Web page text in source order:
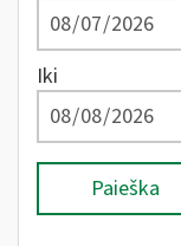
Iki
Paieška